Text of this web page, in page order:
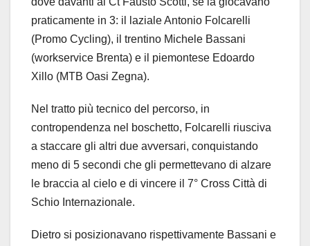
praticamente in 3: il laziale Antonio Folcarelli
(Promo Cycling), il trentino Michele Bassani
(workservice Brenta) e il piemontese Edoardo
Xillo (MTB Oasi Zegna).
Nel tratto più tecnico del percorso, in
contropendenza nel boschetto, Folcarelli riusciva
a staccare gli altri due avversari, conquistando
meno di 5 secondi che gli permettevano di alzare
le braccia al cielo e di vincere il 7° Cross Città di
Schio Internazionale.
Dietro si posizionavano rispettivamente Bassani e